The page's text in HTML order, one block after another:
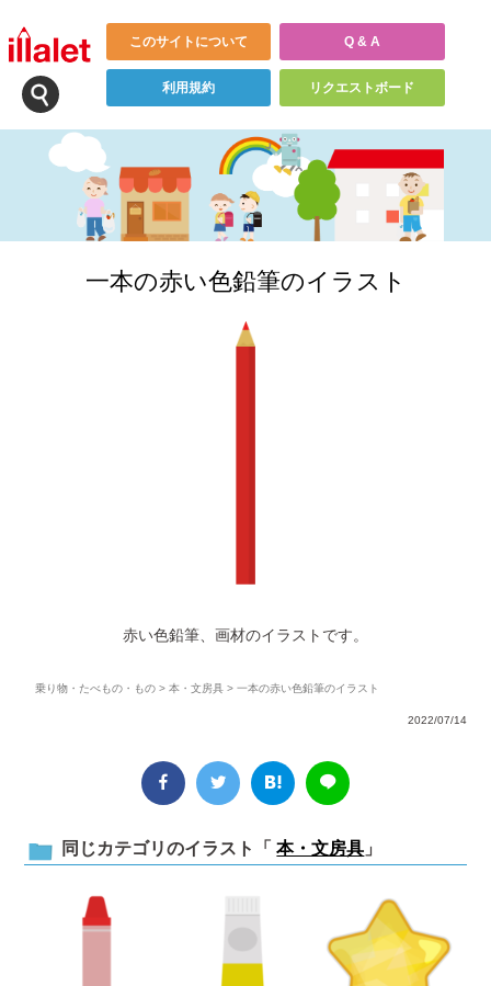
このサイトについて Q & A
利用規約 リクエストボード
一本の赤い色鉛筆のイラスト
赤い色鉛筆、画材のイラストです。
乗り物・たべもの・もの >本・文房具 > 一本の赤い色鉛筆のイラスト
2022/07/14
同じカテゴリのイラスト「 本・文房具 」